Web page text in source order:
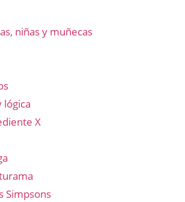
niñas y muñecas
lógica
X
Simpsons